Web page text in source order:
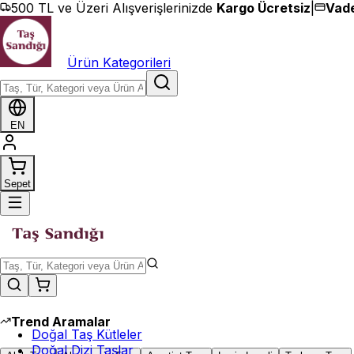
İçeriğe geç
500 TL ve Üzeri Alışverişlerinizde Kargo Ücretsiz
Ürün Kategorileri
EN
Sepet
Trend Aramalar
Doğal Taş Kütleler
Doğal Dizi Taşlar